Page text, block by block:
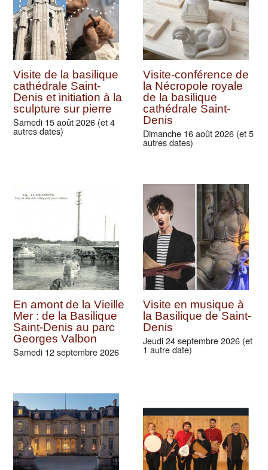
Visite de la basilique
cathédrale Saint-
Denis et initiation à la
sculpture sur pierre
Samedi 15 août 2026 (et 4
autres dates)
Visite-conférence de
la Nécropole royale
de la basilique
cathédrale Saint-
Denis
Dimanche 16 août 2026 (et 5
autres dates)
En amont de la Vieille
Mer : de la Basilique
Saint-Denis au parc
Georges Valbon
Samedi 12 septembre 2026
Visite en musique à
la Basilique de Saint-
Denis
Jeudi 24 septembre 2026 (et
1 autre date)